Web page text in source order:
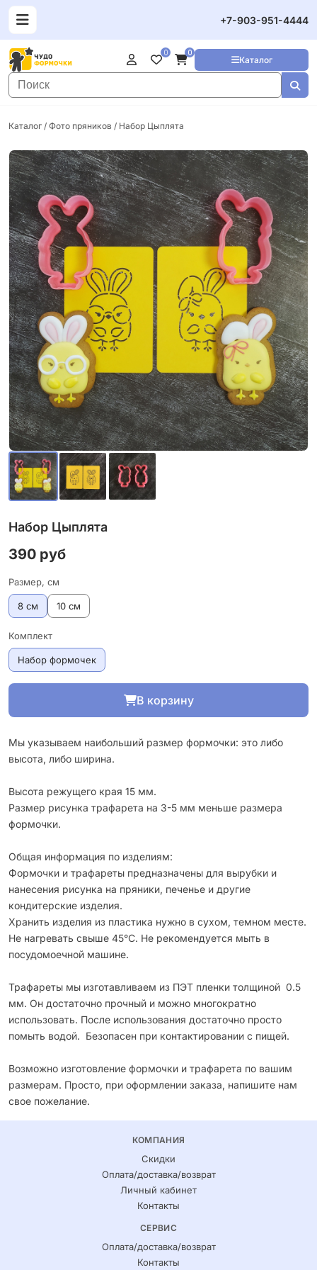
+7-903-951-4444
Каталог
0 0
Каталог / Фото пряников / Набор Цыплята
Набор Цыплята
390 руб
Размер, см
8 см 10 см
Комплект
Набор формочек
В корзину
Мы указываем наибольший размер формочки: это либо
высота, либо ширина.
Высота режущего края 15 мм.
Размер рисунка трафарета на 3-5 мм меньше размера
формочки.
Общая информация по изделиям:
Формочки и трафареты предназначены для вырубки и
нанесения рисунка на пряники, печенье и другие
кондитерские изделия.
Хранить изделия из пластика нужно в сухом, темном месте.
Не нагревать свыше 45°С. Не рекомендуется мыть в
посудомоечной машине.
Трафареты мы изготавливаем из ПЭТ пленки толщиной 0.5
мм. Он достаточно прочный и можно многократно
использовать. После использования достаточно просто
помыть водой. Безопасен при контактировании с пищей.
Возможно изготовление формочки и трафарета по вашим
размерам. Просто, при оформлении заказа, напишите нам
свое пожелание.
КОМПАНИЯ
Скидки
Оплата/доставка/возврат
Личный кабинет
Контакты
СЕРВИС
Оплата/доставка/возврат
Контакты